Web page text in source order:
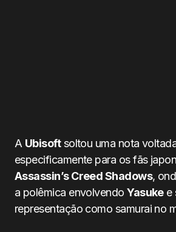
A Ubisoftsoltou uma nota
especificamente para os fãs
Assassin’s Creed Shadows,
a polêmica envolvendoYasukee
representação como samurai no